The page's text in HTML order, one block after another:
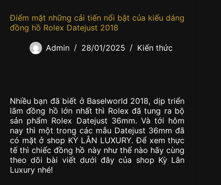
Điểm mặt những cải tiến nổi bật của kiểu dáng
đồng hồ Rolex Datejust 2018
Admin 28/01/2025 Kiến thức
Nhiều bạn đã biết ở Baselworld 2018, dịp triển
lãm đồng hồ lớn nhất thì Rolex đã tung ra bộ
sản phẩm Rolex Datejust 36mm. Và tới hôm
nay thì một trong các mẫu Datejust 36mm đã
có mặt ở shop KỲ LÂN LUXURY. Để xem thực
tế thì chiếc đồng hồ này như thế nào hãy cùng
theo dõi bài viết dưới đây của shop Kỳ Lân
Luxury nhé!